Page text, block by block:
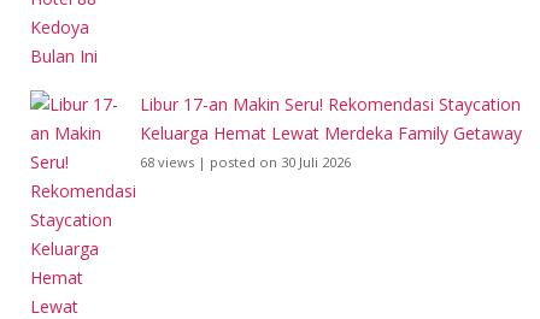
Libur 17-an Makin Seru! Rekomendasi Staycation
Keluarga Hemat Lewat Merdeka Family Getaway
68 views | posted on 30 Juli 2026